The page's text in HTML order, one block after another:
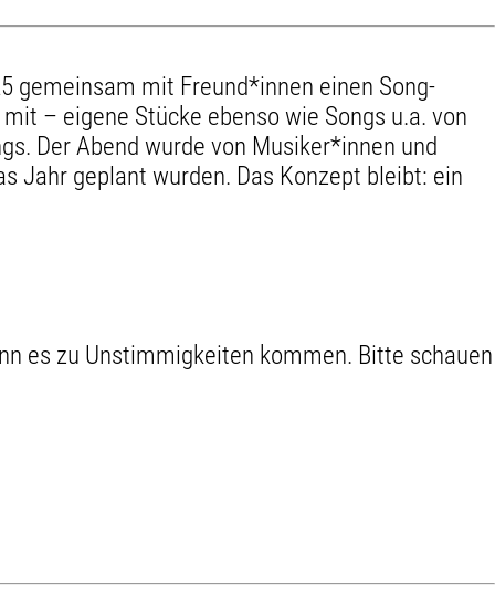
gemeinsam mit Freund*innen einen Song-
– eigene Stücke ebenso wie Songs u.a. von
Der Abend wurde von Musiker*innen und
Jahr geplant wurden. Das Konzept bleibt: ein
es zu Unstimmigkeiten kommen. Bitte schauen